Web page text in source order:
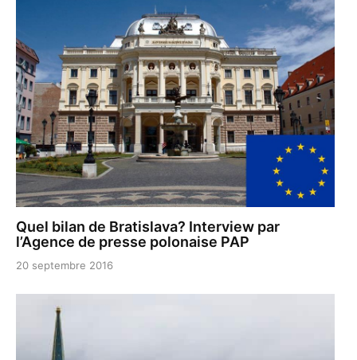
Quel bilan de Bratislava? Interview par
l’Agence de presse polonaise PAP
20 septembre 2016